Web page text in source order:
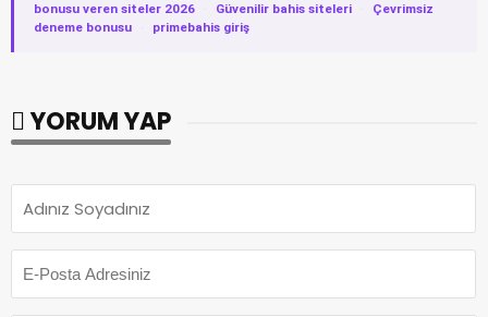
bonusu veren siteler 2026
· Güvenilir bahis siteleri ·
Çevrimsiz
deneme bonusu
· primebahis giriş
YORUM YAP